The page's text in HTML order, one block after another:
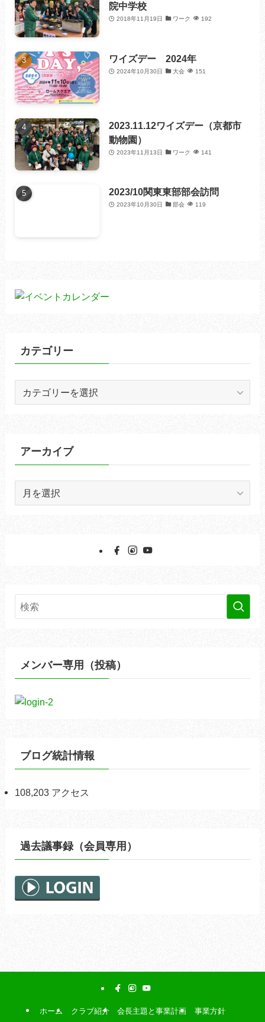
院中学校
2018年11月19日 ワーク 192
ワイズデー 2024年
2024年10月30日 大会 151
2023.11.12ワイズデー（京都市
動物園）
2023年11月13日 ワーク 141
2023/10関東東部部会訪問
2023年10月30日 部会 119
カテゴリー
ーアーカイブ
メンバー専用（投稿）
ブログ統計情報
108,203 アクセス
過去議事録（会員専用）
ホーム クラブ紹介 会長主題と事業計画 事業方針